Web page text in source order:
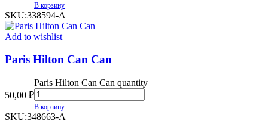
В корзину
SKU:338594-А
Add to wishlist
Paris Hilton Can Can
50,00 ₽
Paris Hilton Can Can quantity
В корзину
SKU:348663-A